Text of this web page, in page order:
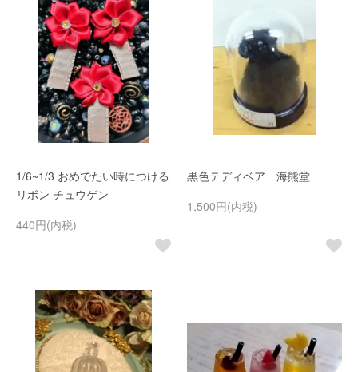
1/6~1/3 おめでたい時につける
リボン チュウゲン
440円(内税)
黒色テディベア 海熊堂
1,500円(内税)